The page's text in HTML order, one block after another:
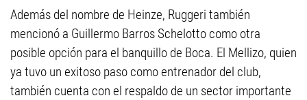
Además del nombre de Heinze, Ruggeri también
mencionó a Guillermo Barros Schelotto como otra
posible opción para el banquillo de Boca. El Mellizo, quien
ya tuvo un exitoso paso como entrenador del club,
también cuenta con el respaldo de un sector importante